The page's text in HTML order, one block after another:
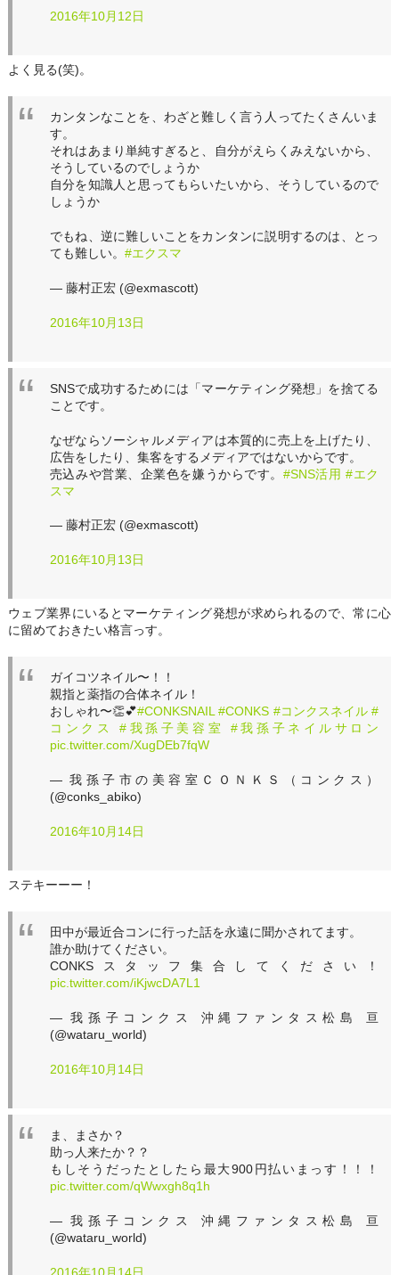
2016年10月12日
よく見る(笑)。
カンタンなことを、わざと難しく言う人ってたくさんいま
す。
それはあまり単純すぎると、自分がえらくみえないから、
そうしているのでしょうか
自分を知識人と思ってもらいたいから、そうしているので
しょうか
でもね、逆に難しいことをカンタンに説明するのは、とっ
ても難しい。 #エクスマ
— 藤村正宏 (@exmascott)
2016年10月13日
SNSで成功するためには「マーケティング発想」を捨てる
ことです。
なぜならソーシャルメディアは本質的に売上を上げたり、
広告をしたり、集客をするメディアではないからです。
売込みや営業、企業色を嫌うからです。 #SNS活用 #エク
スマ
— 藤村正宏 (@exmascott)
2016年10月13日
ウェブ業界にいるとマーケティング発想が求められるので、常に心
に留めておきたい格言っす。
ガイコツネイル〜！！
親指と薬指の合体ネイル！
おしゃれ〜👏💕#CONKSNAIL #CONKS #コンクスネイル #
コンクス
#我孫子美容室
#我孫子ネイルサロン
pic.twitter.com/XugDEb7fqW
— 我孫子市の美容室ＣＯＮＫＳ（コンクス）
(@conks_abiko)
2016年10月14日
ステキーーー！
田中が最近合コンに行った話を永遠に聞かされてます。
誰か助けてください。
CONKSスタッフ集合してください！
pic.twitter.com/iKjwcDA7L1
— 我孫子コンクス 沖縄ファンタス松島 亘
(@wataru_world)
2016年10月14日
ま、まさか？
助っ人来たか？？
もしそうだったとしたら最大900円払いまっす！！！
pic.twitter.com/qWwxgh8q1h
— 我孫子コンクス 沖縄ファンタス松島 亘
(@wataru_world)